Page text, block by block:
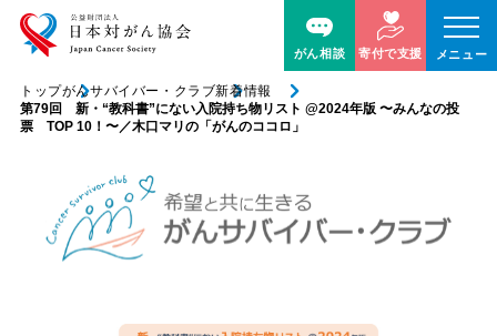
がん相談 寄付で支援 メニュー
トップがんサバイバー・クラブ新着情報
第79回 新・“教科書”にない入院持ち物リスト @2024年版 〜みんなの投
票 TOP 10！〜／木口マリの「がんのココロ」